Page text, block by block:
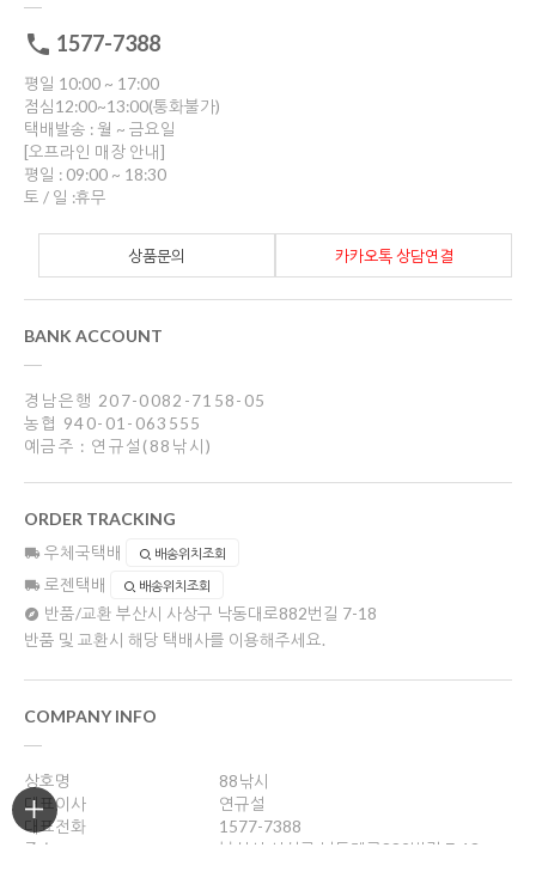
1577-7388
평일 10:00 ~ 17:00
점심12:00~13:00(통화불가)
택배발송 : 월 ~ 금요일
[오프라인 매장 안내]
평일 : 09:00 ~ 18:30
토 / 일 :휴무
카카오톡 상담연결
상품문의
BANK ACCOUNT
경남은행 207-0082-7158-05
농협 940-01-063555
예금주 : 연규설(88낚시)
ORDER TRACKING
우체국택배 배송위치조회
로젠택배 배송위치조회
반품/교환 부산시 사상구 낙동대로882번길 7-18
반품 및 교환시 해당 택배사를 이용해주세요.
COMPANY INFO
상호명
88낚시
대표이사
연규설
대표전화
1577-7388
주소
부산시 사상구 낙동대로882번길 7-18